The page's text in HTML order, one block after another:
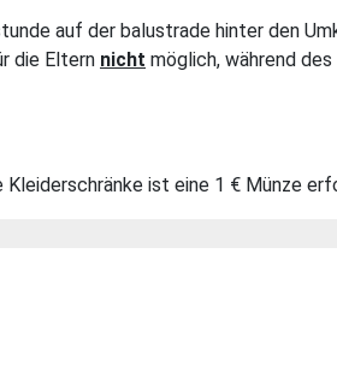
auf der balustrade hinter den
die Eltern nicht möglich, während
ist eine 1 € Münze